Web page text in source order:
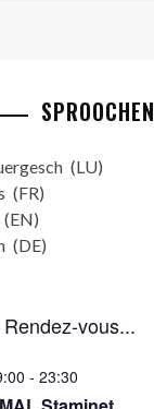
SPROOCHEN
LU
FR
EN
DE
vous...
- 23:30